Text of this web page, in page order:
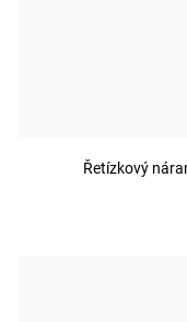
Řetízkový